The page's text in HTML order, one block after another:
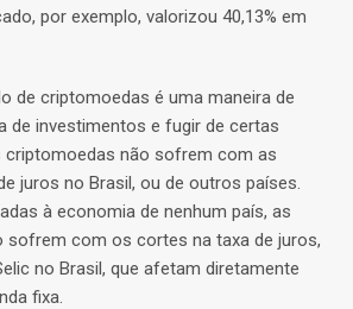
por exemplo, valorizou 40,13% em
de criptomoedas é uma maneira de
de investimentos e fugir de certas
criptomoedas não sofrem com as
juros no Brasil, ou de outros países.
à economia de nenhum país, as
sofrem com os cortes na taxa de juros,
no Brasil, que afetam diretamente
fixa.